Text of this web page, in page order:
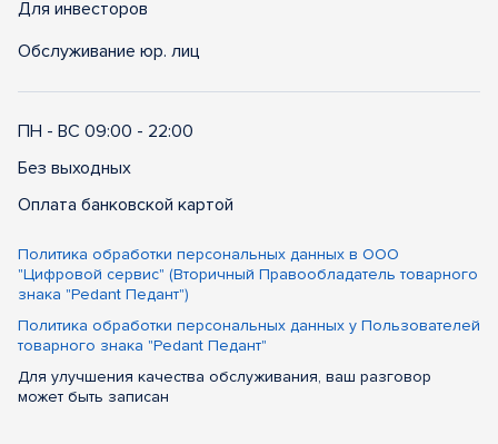
Для инвесторов
Обслуживание юр. лиц
ПН - ВС 09:00 - 22:00
Без выходных
Оплата банковской картой
Политика обработки персональных данных в ООО
"Цифровой сервис" (Вторичный Правообладатель товарного
знака "Pedant Педант")
Политика обработки персональных данных у Пользователей
товарного знака "Pedant Педант"
Для улучшения качества обслуживания, ваш разговор
может быть записан